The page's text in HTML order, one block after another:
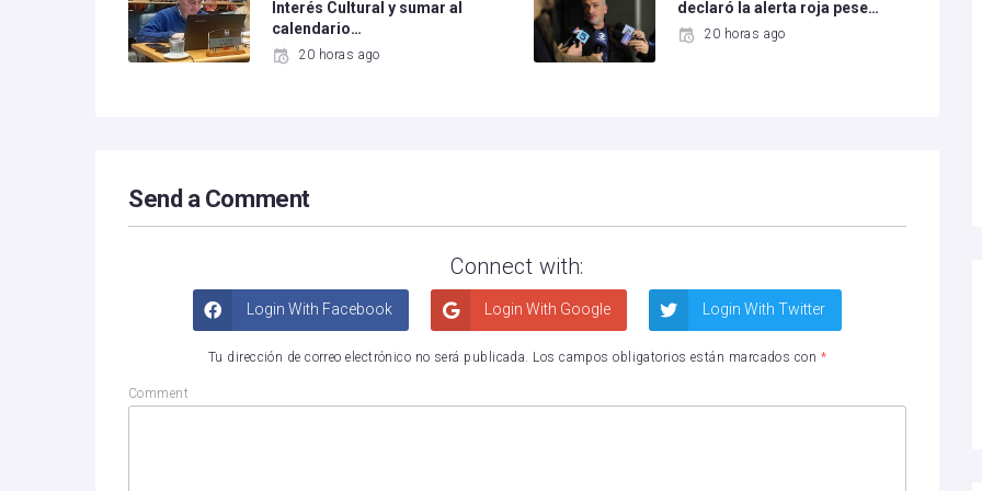
Interés Cultural y sumar al
calendario…
20 horas ago
declaró la alerta roja pese…
20 horas ago
Send a Comment
Connect with:
Login With Facebook Login With Google Login With Twitter
Tu dirección de correo electrónico no será publicada. Los campos obligatorios están marcados con *
Comment